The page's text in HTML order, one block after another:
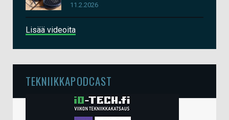
11.2.2026
Lisää videoita
TEKNIIKKAPODCAST